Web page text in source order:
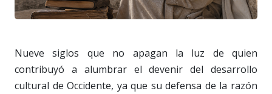
Nueve siglos que no apagan la luz de quien
contribuyó a alumbrar el devenir del desarrollo
cultural de Occidente, ya que su defensa de la razón